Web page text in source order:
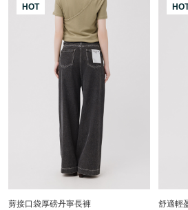
HOT
剪接口袋厚磅丹寧長褲
舒適輕